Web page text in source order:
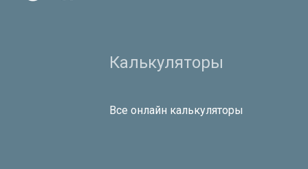
Калькуляторы
Все онлайн калькуляторы